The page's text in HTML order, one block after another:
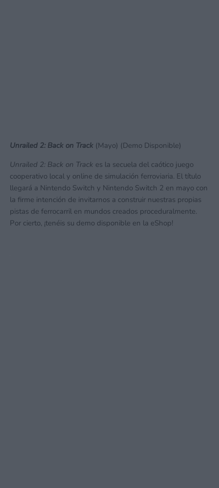
Unrailed 2: Back on Track (Mayo) (Demo Disponible)
Unrailed 2: Back on Track es la secuela del caótico juego
cooperativo local y online de simulación ferroviaria. El título
llegará a Nintendo Switch y Nintendo Switch 2 en mayo con
la firme intención de invitarnos a construir nuestras propias
pistas de ferrocarril en mundos creados proceduralmente.
Por cierto, ¡tenéis su demo disponible en la eShop!